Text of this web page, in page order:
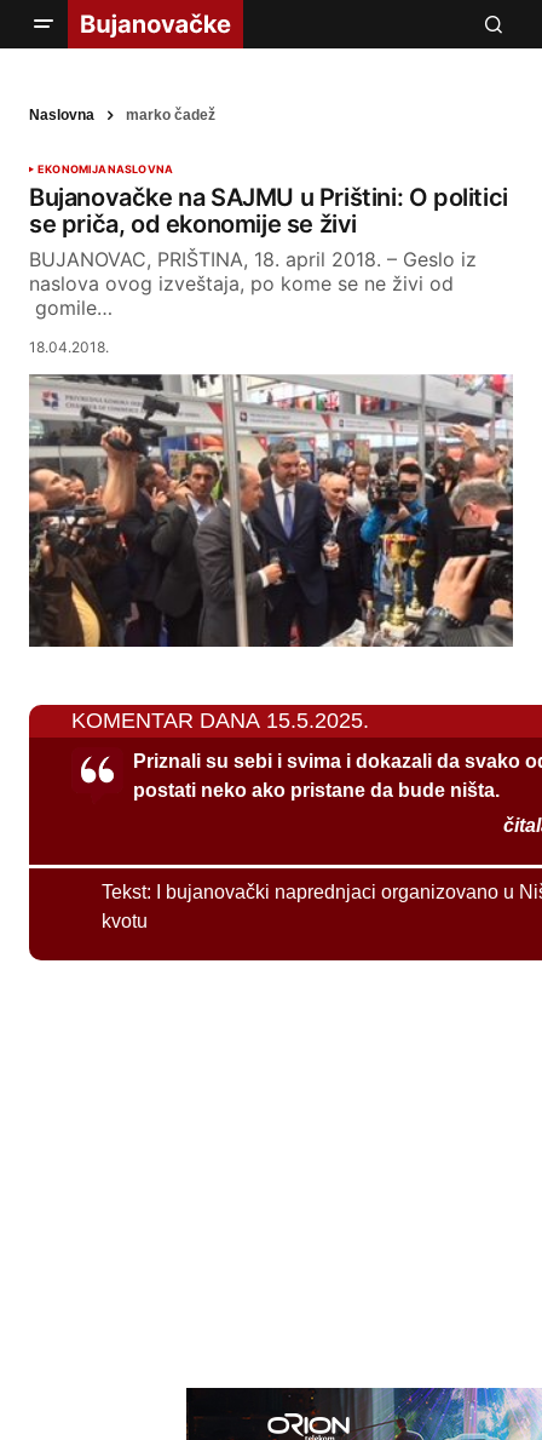
Naslovna marko čadež
EKONOMIJANASLOVNA
Bujanovačke na SAJMU u Prištini: O politici
se priča, od ekonomije se živi
BUJANOVAC, PRIŠTINA, 18. april 2018. – Geslo iz
naslova ovog izveštaja, po kome se ne živi od
gomile…
18.04.2018.
KOMENTAR DANA 15.5.2025.
Priznali su sebi i svima i dokazali da svako
postati neko ako pristane da bude ništa.
Tekst:
I bujanovački naprednjaci organizovano u
kvotu